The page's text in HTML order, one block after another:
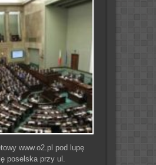
www.o2.pl pod lupę
poselska przy ul.